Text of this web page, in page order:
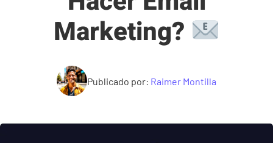
Marketing?
Publicado por: Raimer Montilla